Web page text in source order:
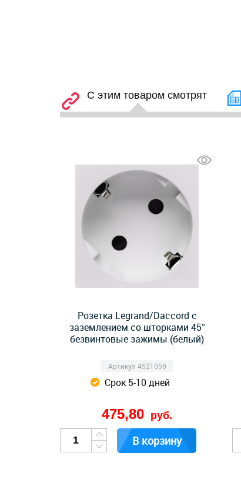
С этим товаром смотрят
Розетка Legrand/Daccord с
заземлением со шторками 45°
безвинтовые зажимы (белый)
Артикул 4521059
Срок 5-10 дней
475,80 руб.
В корзину